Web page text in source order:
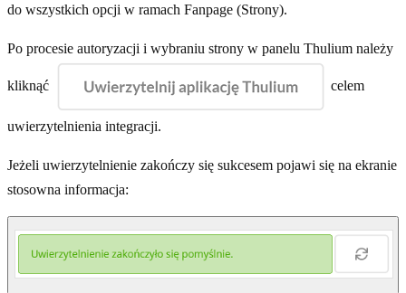
do wszystkich opcji w ramach Fanpage (Strony).
Po procesie autoryzacji i wybraniu strony w panelu Thulium należy
kliknąć celem
uwierzytelnienia integracji.
Jeżeli uwierzytelnienie zakończy się sukcesem pojawi się na ekranie
stosowna informacja: